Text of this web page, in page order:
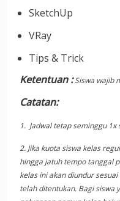
SketchUp
VRay
Tips & Trick
Ketentuan :Siswa wajib
Catatan:
1. Jadwal tetap seminggu
2. Jika kuota siswa kelas
hingga jatuh tempo tanggal
kelas ini akan diundur
telah ditentukan. Bagi siswa